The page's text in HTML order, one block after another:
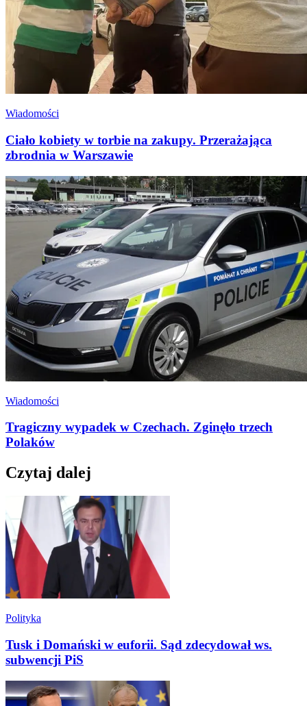
Wiadomości
Ciało kobiety w torbie na zakupy. Przerażająca
zbrodnia w Warszawie
Wiadomości
Tragiczny wypadek w Czechach. Zginęło trzech
Polaków
Czytaj dalej
Polityka
Tusk i Domański w euforii. Sąd zdecydował ws.
subwencji PiS